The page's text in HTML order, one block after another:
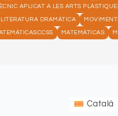
APLICAT A LES ARTS
LITERATURA DRAMÀTICA
MATEMÁTICAS
Català